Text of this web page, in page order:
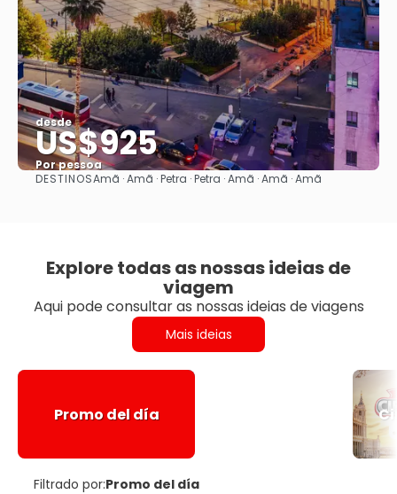
desde
US$925
Por pessoa
Vejo
DESTINOSAmã · Amã · Petra · Petra · Amã · Amã · Amã
Explore todas as nossas ideias de
viagem
Aqui pode consultar as nossas ideias de viagens
Mais ideias
Promo del día
Filtrado por:Promo del día